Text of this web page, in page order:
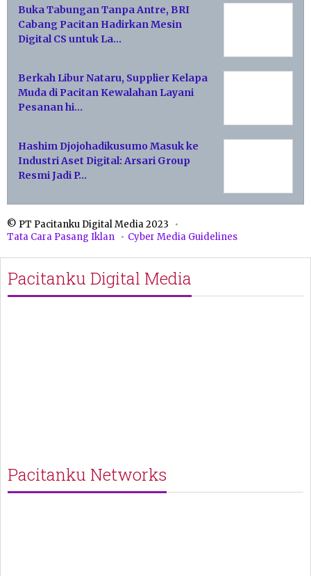
Buka Tabungan Tanpa Antre, BRI
Cabang Pacitan Hadirkan Mesin
Digital CS untuk La…
Berkah Libur Nataru, Supplier Kelapa
Muda di Pacitan Kewalahan Layani
Pesanan hi…
Hashim Djojohadikusumo Masuk ke
Industri Aset Digital: Arsari Group
Resmi Jadi P…
© PT Pacitanku Digital Media 2023
Tata Cara Pasang Iklan
Cyber Media Guidelines
Pacitanku Digital Media
Pacitanku Networks